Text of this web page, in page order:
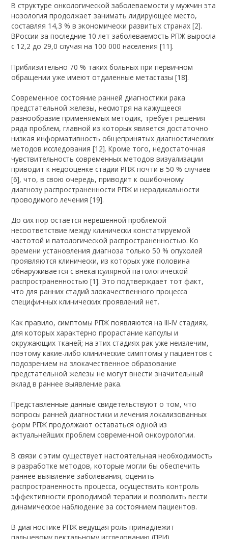
В структуре онкологической заболеваемости у мужчин эта
нозология продолжает занимать лидирующее место,
составляя 14,3 % в экономически развитых странах [2].
ВРоссии за последние 10 лет заболеваемость РПЖ выросла
с 12,2 до 29,0 случая на 100 000 населения [11].
Приблизительно 70 % таких больных при первичном
обращении уже имеют отдаленные метастазы [18].
Современное состояние ранней диагностики рака
предстательной железы, несмотря на кажущееся
разнообразие применяемых методик, требует решения
ряда проблем, главной из которых является достаточно
низкая информативность общепринятых диагностических
методов исследования [12]. Кроме того, недостаточная
чувствительность современных методов визуализации
приводит к недооценке стадии РПЖ почти в 50 % случаев
[6], что, в свою очередь, приводит к ошибочному
диагнозу распространенности РПЖ и нерадикальности
проводимого лечения [19].
До сих пор остается нерешенной проблемой
несоответствие между клинически констатируемой
частотой и патологической распространенностью. Ко
времени установления диагноза только 50 % опухолей
проявляются клинически, из которых уже половина
обнаруживается с внекапсулярной патологической
распространенностью [1]. Это подтверждает тот факт,
что для ранних стадий злокачественного процесса
специфичных клинических проявлений нет.
Как правило, симптомы РПЖ появляются на III-IV стадиях,
для которых характерно прорастание капсулы и
окружающих тканей; на этих стадиях рак уже неизлечим,
поэтому какие-либо клинические симптомы у пациентов с
подозрением на злокачественное образование
предстательной железы не могут внести значительный
вклад в раннее выявление рака.
Представленные данные свидетельствуют о том, что
вопросы ранней диагностики и лечения локализованных
форм РПЖ продолжают оставаться одной из
актуальнейших проблем современной онкоурологии.
В связи с этим существует настоятельная необходимость
в разработке методов, которые могли бы обеспечить
раннее выявление заболевания, оценить
распространенность процесса, осуществить контроль
эффективности проводимой терапии и позволить вести
динамическое наблюдение за состоянием пациентов.
В диагностике РПЖ ведущая роль принадлежит